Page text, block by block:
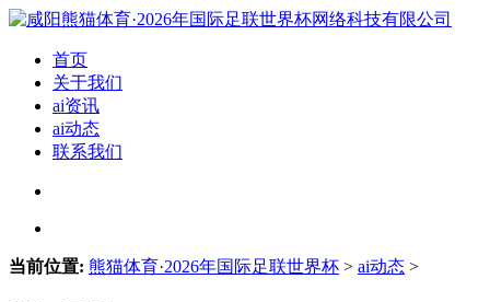
首页
关于我们
ai资讯
ai动态
联系我们
当前位置: 熊猫体育·2026年国际足联世界杯 > ai动态 >